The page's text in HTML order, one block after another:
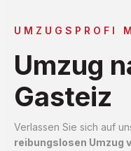
UMZUGSPROFI
Umzug
Gasteiz
Verlassen Sie sich auf
reibungslosen Umzug